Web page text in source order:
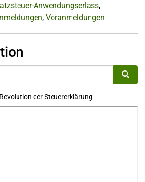
Anwendungserlass,
, Voranmeldungen
der Steuererklärung